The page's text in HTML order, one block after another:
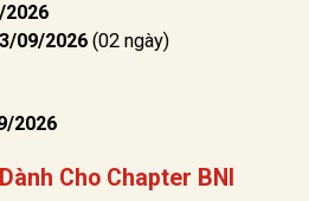
2026
09/2026 (02 ngày)
2026
Cho Chapter BNI